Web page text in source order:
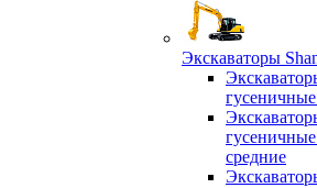
Экскаваторы
средние